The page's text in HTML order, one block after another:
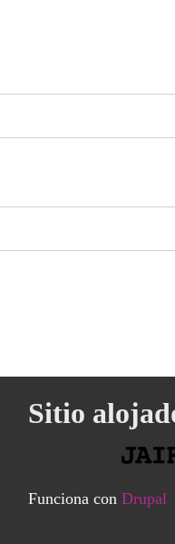
Sitio
Funciona con Drupal